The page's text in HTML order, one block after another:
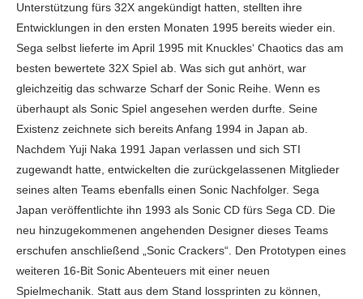
Unterstützung fürs 32X angekündigt hatten, stellten ihre
Entwicklungen in den ersten Monaten 1995 bereits wieder ein.
Sega selbst lieferte im April 1995 mit Knuckles‘ Chaotics das am
besten bewertete 32X Spiel ab. Was sich gut anhört, war
gleichzeitig das schwarze Scharf der Sonic Reihe. Wenn es
überhaupt als Sonic Spiel angesehen werden durfte. Seine
Existenz zeichnete sich bereits Anfang 1994 in Japan ab.
Nachdem Yuji Naka 1991 Japan verlassen und sich STI
zugewandt hatte, entwickelten die zurückgelassenen Mitglieder
seines alten Teams ebenfalls einen Sonic Nachfolger. Sega
Japan veröffentlichte ihn 1993 als Sonic CD fürs Sega CD. Die
neu hinzugekommenen angehenden Designer dieses Teams
erschufen anschließend „Sonic Crackers“. Den Prototypen eines
weiteren 16-Bit Sonic Abenteuers mit einer neuen
Spielmechanik. Statt aus dem Stand lossprinten zu können,